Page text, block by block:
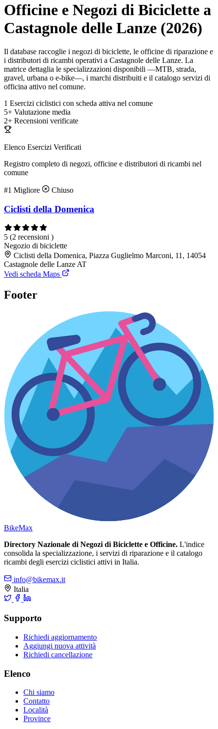
Officine e Negozi di Biciclette a
Castagnole delle Lanze (2026)
Il database raccoglie i negozi di biciclette, le officine di riparazione e
i distributori di ricambi operativi a Castagnole delle Lanze. La
matrice dettaglia le specializzazioni disponibili —MTB, strada,
gravel, urbana o e-bike—, i marchi distribuiti e il catalogo servizi di
officina attivo nel comune.
1 Esercizi ciclistici con scheda attiva nel comune
5+ Valutazione media
2+ Recensioni verificate
Elenco Esercizi Verificati
Registro completo di negozi, officine e distributori di ricambi nel
comune
#1 Migliore Chiuso
Ciclisti della Domenica
5 (2 recensioni )
Negozio di biciclette
Ciclisti della Domenica, Piazza Guglielmo Marconi, 11, 14054
Castagnole delle Lanze AT
Vedi scheda Maps
Footer
BikeMax
Directory Nazionale di Negozi di Biciclette e Officine. L'indice
consolida la specializzazione, i servizi di riparazione e il catalogo
ricambi degli esercizi ciclistici attivi in Italia.
info@bikemax.it
Italia
Supporto
Richiedi aggiornamento
Aggiungi nuova attività
Richiedi cancellazione
Elenco
Chi siamo
Contatto
Località
Province